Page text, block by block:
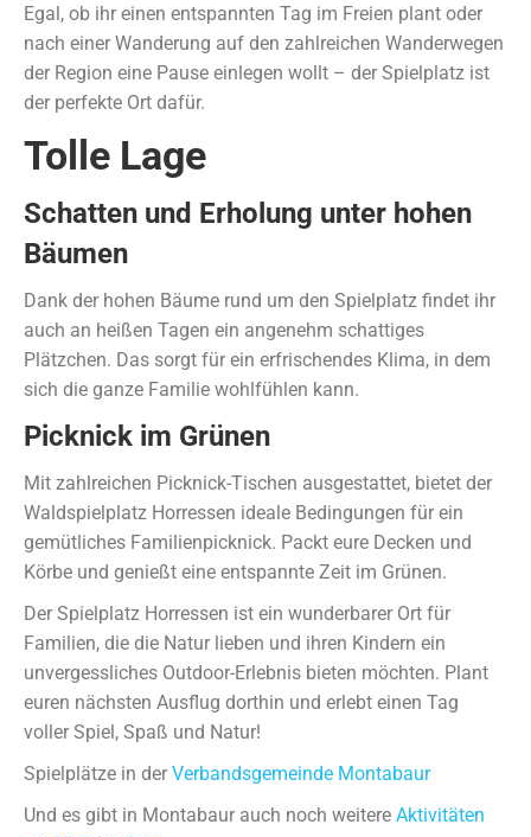
Egal, ob ihr einen entspannten Tag im Freien plant oder
nach einer Wanderung auf den zahlreichen Wanderwegen
der Region eine Pause einlegen wollt – der Spielplatz ist
der perfekte Ort dafür.
Tolle Lage
Schatten und Erholung unter hohen
Bäumen
Dank der hohen Bäume rund um den Spielplatz findet ihr
auch an heißen Tagen ein angenehm schattiges
Plätzchen. Das sorgt für ein erfrischendes Klima, in dem
sich die ganze Familie wohlfühlen kann.
Picknick im Grünen
Mit zahlreichen Picknick-Tischen ausgestattet, bietet der
Waldspielplatz Horressen ideale Bedingungen für ein
gemütliches Familienpicknick. Packt eure Decken und
Körbe und genießt eine entspannte Zeit im Grünen.
Der Spielplatz Horressen ist ein wunderbarer Ort für
Familien, die die Natur lieben und ihren Kindern ein
unvergessliches Outdoor-Erlebnis bieten möchten. Plant
euren nächsten Ausflug dorthin und erlebt einen Tag
voller Spiel, Spaß und Natur!
Spielplätze in der Verbandsgemeinde Montabaur
Und es gibt in Montabaur auch noch weitere Aktivitäten